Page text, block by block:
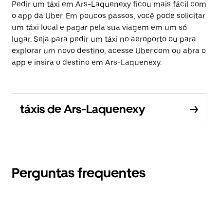
Pedir um táxi em Ars-Laquenexy ficou mais fácil com
o app da Uber. Em poucos passos, você pode solicitar
um táxi local e pagar pela sua viagem em um só
lugar. Seja para pedir um táxi no aeroporto ou para
explorar um novo destino, acesse Uber.com ou abra o
app e insira o destino em Ars-Laquenexy.
táxis de Ars-Laquenexy
Perguntas frequentes